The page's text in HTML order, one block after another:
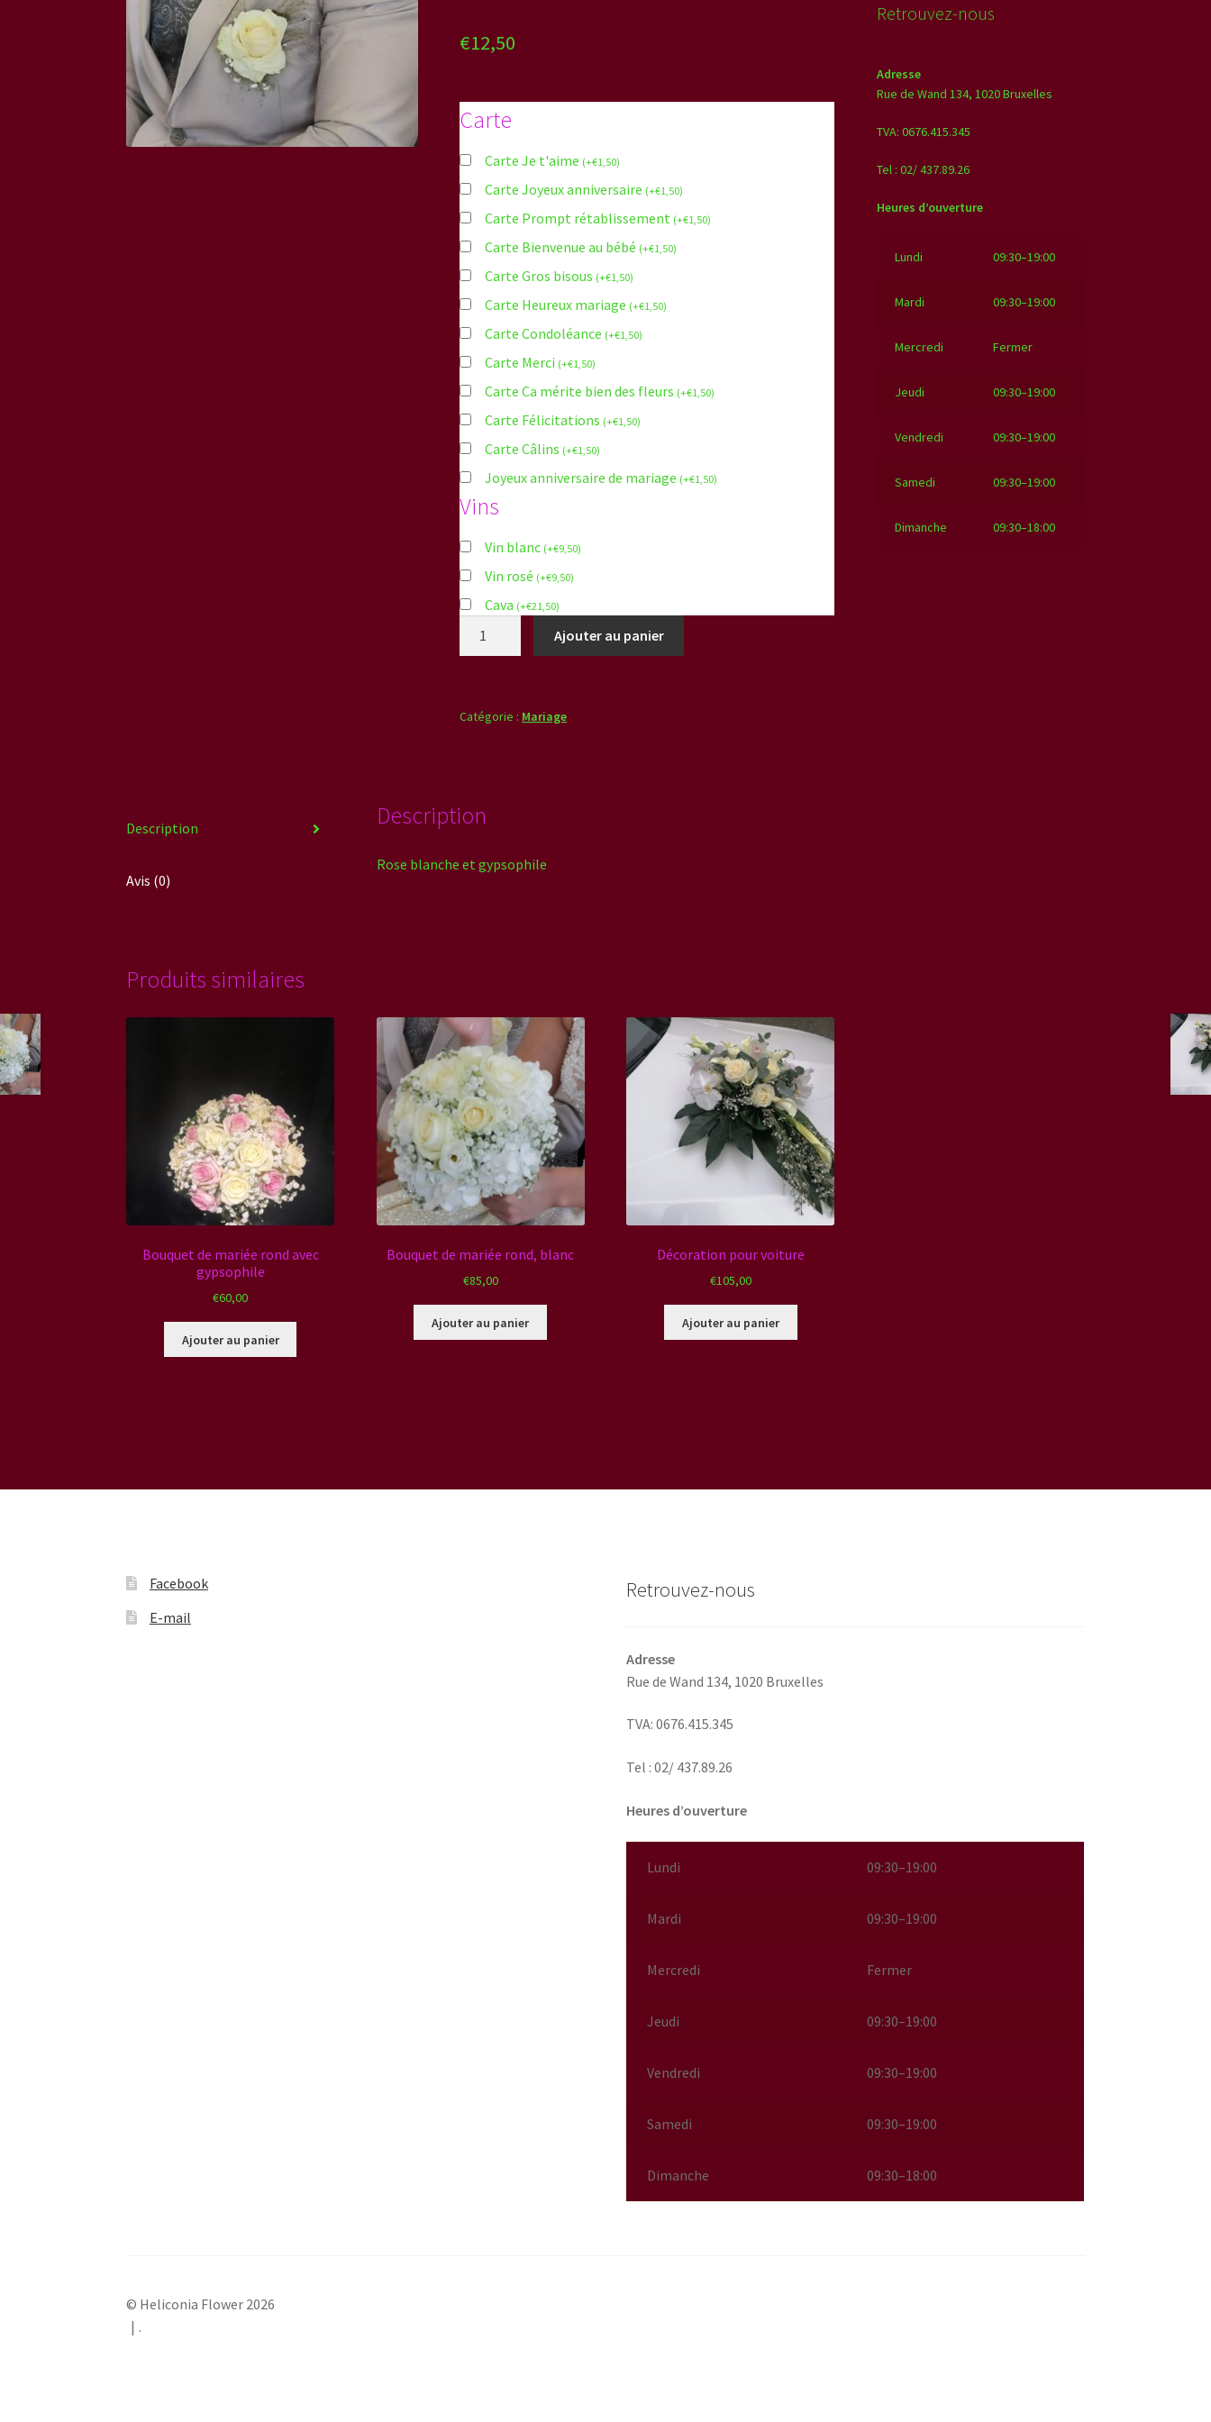
€12,50
Carte
Carte Je t'aime (+€1,50)
Carte Joyeux anniversaire (+€1,50)
Carte Prompt rétablissement (+€1,50)
Carte Bienvenue au bébé (+€1,50)
Carte Gros bisous (+€1,50)
Carte Heureux mariage (+€1,50)
Carte Condoléance (+€1,50)
Carte Merci (+€1,50)
Carte Ca mérite bien des fleurs (+€1,50)
Carte Félicitations (+€1,50)
Carte Câlins (+€1,50)
Joyeux anniversaire de mariage (+€1,50)
Vins
Vin blanc (+€9,50)
Vin rosé (+€9,50)
Cava (+€21,50)
Ajouter au panier
Catégorie : Mariage
Description
Avis (0)
Description
Rose blanche et gypsophile
Produits similaires
Bouquet de mariée rond avec
gypsophile
€60,00
Ajouter au panier
Bouquet de mariée rond, blanc
€85,00
Ajouter au panier
Décoration pour voiture
€105,00
Ajouter au panier
Retrouvez-nous
Adresse
Rue de Wand 134, 1020 Bruxelles
TVA: 0676.415.345
Tel : 02/ 437.89.26
Heures d’ouverture
Lundi 09:30–19:00
Mardi 09:30–19:00
Mercredi Fermer
Jeudi 09:30–19:00
Vendredi 09:30–19:00
Samedi 09:30–19:00
Dimanche 09:30–18:00
Facebook
E-mail
Retrouvez-nous
Adresse
Rue de Wand 134, 1020 Bruxelles
TVA: 0676.415.345
Tel : 02/ 437.89.26
Heures d’ouverture
Lundi 09:30–19:00
Mardi 09:30–19:00
Mercredi Fermer
Jeudi 09:30–19:00
Vendredi 09:30–19:00
Samedi 09:30–19:00
Dimanche 09:30–18:00
© Heliconia Flower 2026
.